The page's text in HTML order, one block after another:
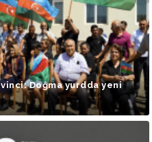
Doğma yurdda yeni